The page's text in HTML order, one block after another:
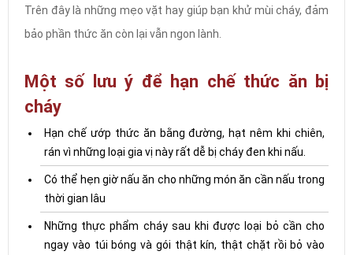
Trên đây là những mẹo vặt hay giúp bạn khử mùi cháy, đảm
bảo phần thức ăn còn lại vẫn ngon lành.
Một số lưu ý để hạn chế thức ăn bị
cháy
Hạn chế ướp thức ăn bằng đường, hạt nêm khi chiên,
rán vì những loại gia vị này rất dễ bị cháy đen khi nấu.
Có thể hẹn giờ nấu ăn cho những món ăn cần nấu trong
thời gian lâu
Những thực phẩm cháy sau khi được loại bỏ cần cho
ngay vào túi bóng và gói thật kín, thật chặt rồi bỏ vào